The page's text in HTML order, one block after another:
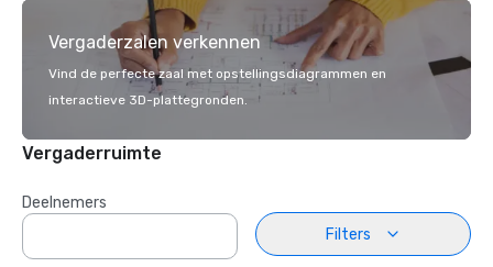
Vergaderzalen verkennen
Vind de perfecte zaal met opstellingsdiagrammen en
interactieve 3D-plattegronden.
Vergaderruimte
Deelnemers
Filters